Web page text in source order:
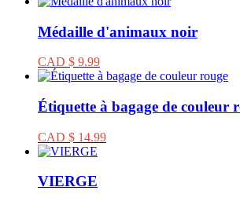
Médaille d'animaux noir
CAD $ 9.99
Étiquette à bagage de couleur
CAD $ 14.99
VIERGE